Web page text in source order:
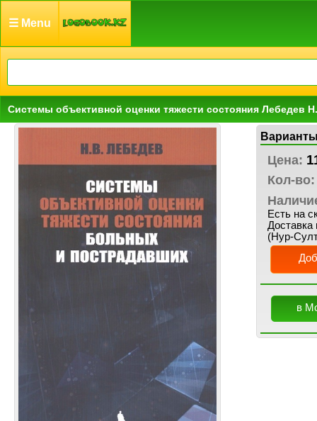
☰ Menu
Системы объективной оценки тяжести состояния Лебедев
Цена:
Кол-во:
Есть на
Доставка
(Нур-
в